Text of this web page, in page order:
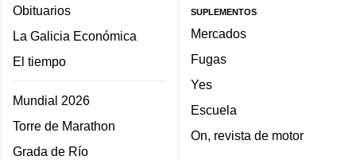
Obituarios
La Galicia Económica
El tiempo
Mundial 2026
Torre de Marathon
Grada de Río
SUPLEMENTOS
Mercados
Fugas
Yes
Escuela
On, revista de motor